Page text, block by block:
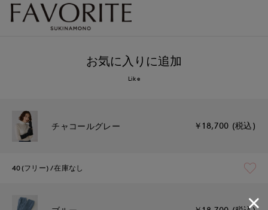
お気に入りに追加
Like
チャコールグレー ￥18,700 (税込)
40(フリー) 在庫なし